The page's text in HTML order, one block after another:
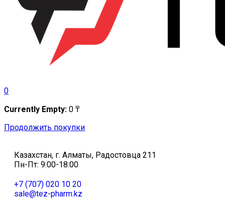
0
Currently Empty: 0 ₸
Продолжить покупки
Казахстан, г. Алматы, Радостовца 211
Пн-Пт: 9:00-18:00
+7 (707) 020 10 20
sale@tez-pharm.kz